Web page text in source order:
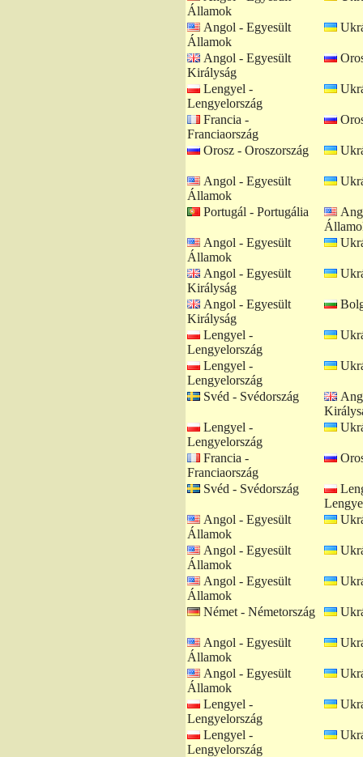
Államok
Angol - Egyesült
Államok
Angol - Egyesült
Királyság
Lengyel -
Lengyelország
Francia -
Franciaország
Orosz - Oroszország
Angol - Egyesült
Államok
Portugál - Portugália
Angol - Egyesült
Államok
Angol - Egyesült
Királyság
Angol - Egyesült
Királyság
Lengyel -
Lengyelország
Lengyel -
Lengyelország
Svéd - Svédország
Lengyel -
Lengyelország
Francia -
Franciaország
Svéd - Svédország
Angol - Egyesült
Államok
Angol - Egyesült
Államok
Angol - Egyesült
Államok
Német - Németország
Angol - Egyesült
Államok
Angol - Egyesült
Államok
Lengyel -
Lengyelország
Lengyel -
Lengyelország